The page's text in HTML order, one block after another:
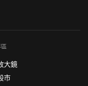
大鏡
市